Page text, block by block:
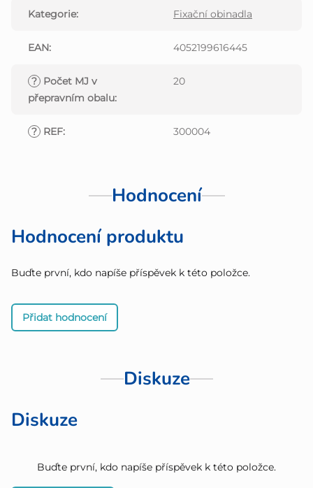
Kategorie: Fixační obinadla
EAN: 4052199616445
? Počet MJ v
přepravním obalu:
20
? REF: 300004
Hodnocení
Hodnocení produktu
Buďte první, kdo napíše příspěvek k této položce.
Přidat hodnocení
Diskuze
Diskuze
Buďte první, kdo napíše příspěvek k této položce.